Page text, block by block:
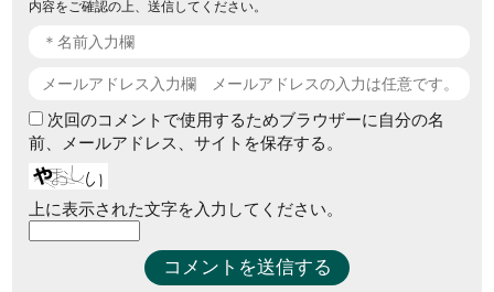
内容をご確認の上、送信してください。
次回のコメントで使用するためブラウザーに自分の名
前、メールアドレス、サイトを保存する。
上に表示された文字を入力してください。